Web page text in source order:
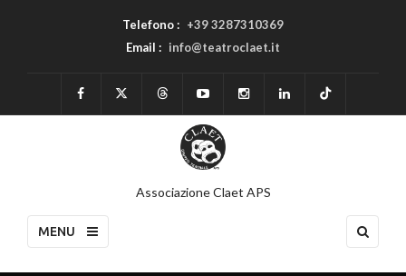
Telefono : +39 3287310369
Email : info@teatroclaet.it
Associazione Claet APS
MENU